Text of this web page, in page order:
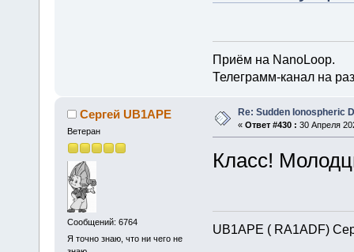
Приём на NanoLoop.
Телеграмм-канал на
Сергей UB1APE
Ветеран
Сообщений: 6764
Я точно знаю, что ни чего не
Re: Sudden Ionospheric
« Ответ #430 : 30 Апреля
Класс!
UB1APE ( RA1ADF)